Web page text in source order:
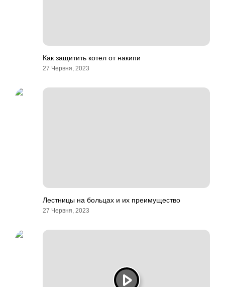
Как защитить котел от накипи
27 Червня, 2023
Лестницы на больцах и их преимущество
27 Червня, 2023